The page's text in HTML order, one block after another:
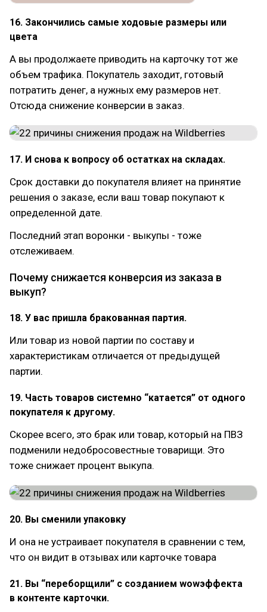
16. Закончились самые ходовые размеры или
цвета
А вы продолжаете приводить на карточку тот же
объем трафика. Покупатель заходит, готовый
потратить денег, а нужных ему размеров нет.
Отсюда снижение конверсии в заказ.
17. И снова к вопросу об остатках на складах.
Срок доставки до покупателя влияет на принятие
решения о заказе, если ваш товар покупают к
определенной дате.
Последний этап воронки - выкупы - тоже
отслеживаем.
Почему снижается конверсия из заказа в
выкуп?
18. У вас пришла бракованная партия.
Или товар из новой партии по составу и
характеристикам отличается от предыдущей
партии.
19. Часть товаров системно “катается” от одного
покупателя к другому.
Скорее всего, это брак или товар, который на ПВЗ
подменили недобросовестные товарищи. Это
тоже снижает процент выкупа.
20. Вы сменили упаковку
И она не устраивает покупателя в сравнении с тем,
что он видит в отзывах или карточке товара
21. Вы “переборщили” с созданием wowэффекта
в контенте карточки.